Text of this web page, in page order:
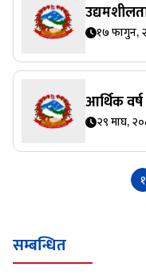
१७ फागुन,
आर्थिक
२९ माघ,
१
सम्बन्धित